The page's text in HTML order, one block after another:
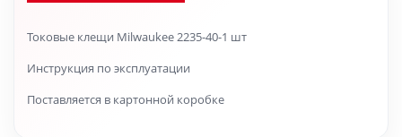
Токовые клещи Milwaukee 2235-40-1 шт
Инструкция по эксплуатации
Поставляется в картонной коробке